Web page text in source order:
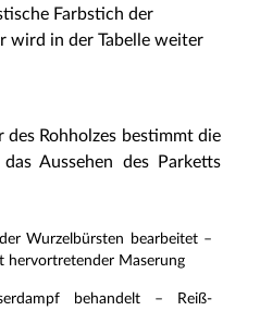
Farbstich der
wird in der Tabelle weiter
Rohholzes bestimmt die
Aussehen des Parketts
Wurzelbürsten bearbeitet –
hervortretender Maserung
behandelt – Reiß-